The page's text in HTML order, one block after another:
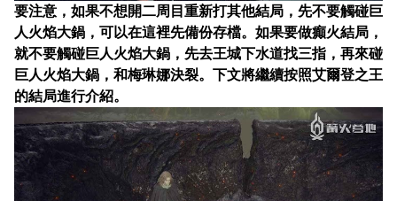
要注意，如果不想開二周目重新打其他結局， 先不要觸碰巨
人火焰大鍋， 可以在這裡先備份存檔。如果要做癲火結局，
就不要觸碰巨人火焰大鍋，先去王城下水道找三指，再來碰
巨人火焰大鍋，和梅琳娜決裂。下文將繼續按照艾爾登之王
的結局進行介紹。